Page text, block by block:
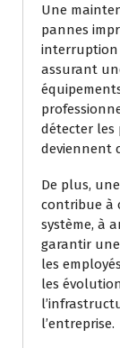
Une
pannes
interruption
assurant
détecter les
deviennent
De plus,
contribue à
système, à
garantir
les
les
l’entreprise.